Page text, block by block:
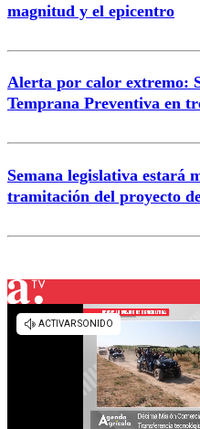
magnitud y el epicentro
Alerta por calor extremo:
Temprana Preventiva en
Semana legislativa estará
tramitación del proyecto